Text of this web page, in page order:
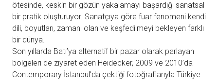
ötesinde, keskin bir gözün yakalamayı başardığı sanatsal
bir pratik oluşturuyor. Sanatçıya göre fuar fenomeni kendi
dili, boyutları, zamanı olan ve keşfedilmeyi bekleyen farklı
bir dünya.
Son yıllarda Batı’ya alternatif bir pazar olarak parlayan
bölgeleri de ziyaret eden Heidecker, 2009 ve 2010’da
Contemporary İstanbul’da çektiği fotoğraflarıyla Türkiye